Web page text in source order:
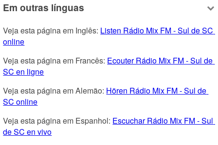
Em outras línguas
Veja esta página em Inglês: Listen Rádio Mix FM - Sul de SC
online
Veja esta página em Francês: Ecouter Rádio Mix FM - Sul de
SC en ligne
Veja esta página em Alemão: Hören Rádio Mix FM - Sul de
SC online
Veja esta página em Espanhol: Escuchar Rádio Mix FM - Sul
de SC en vivo